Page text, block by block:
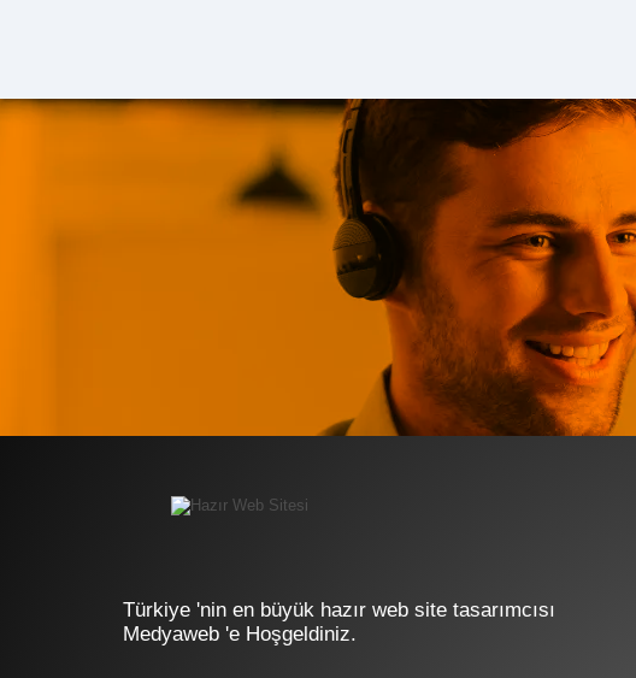
Türkiye 'nin en büyük hazır web site tasarımcısı
Medyaweb 'e Hoşgeldiniz.